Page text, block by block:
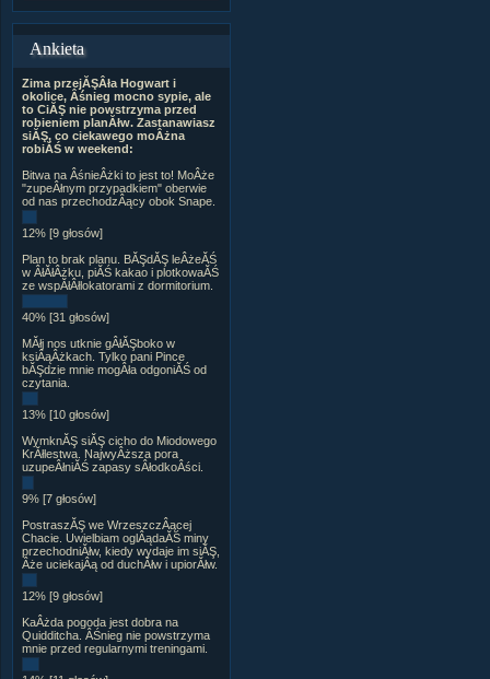
Ankieta
Zima przejĂŞÂła Hogwart i
okolice, Âśnieg mocno sypie, ale
to CiĂŞ nie powstrzyma przed
robieniem planĂłw. Zastanawiasz
siĂŞ, co ciekawego moÂżna
robiĂŚ w weekend:
Bitwa na ÂśnieÂżki to jest to! MoÂże
"zupeÂłnym przypadkiem" oberwie
od nas przechodzÂący obok Snape.
12% [9 głosów]
Plan to brak planu. BĂŞdĂŞ leÂżeĂŚ
w ÂłĂłÂżku, piĂŚ kakao i plotkowaĂŚ
ze wspĂłÂłlokatorami z dormitorium.
40% [31 głosów]
MĂłj nos utknie gÂłĂŞboko w
ksiÂąÂżkach. Tylko pani Pince
bĂŞdzie mnie mogÂła odgoniĂŚ od
czytania.
13% [10 głosów]
WymknĂŞ siĂŞ cicho do Miodowego
KrĂłlestwa. NajwyÂższa pora
uzupeÂłniĂŚ zapasy sÂłodkoÂści.
9% [7 głosów]
PostraszĂŞ we WrzeszczÂącej
Chacie. Uwielbiam oglÂądaĂŚ miny
przechodniĂłw, kiedy wydaje im siĂŞ,
Âże uciekajÂą od duchĂłw i upiorĂłw.
12% [9 głosów]
KaÂżda pogoda jest dobra na
Quidditcha. ÂŚnieg nie powstrzyma
mnie przed regularnymi treningami.